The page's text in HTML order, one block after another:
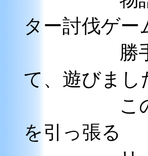
ター討伐ゲー
勝手に、
て、遊びまし
この時期
を引っ張る